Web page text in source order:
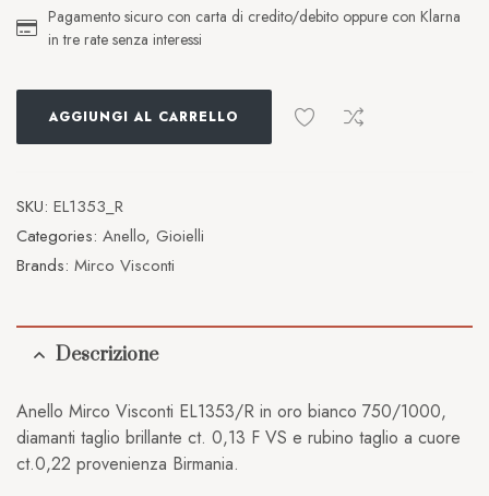
Pagamento sicuro con carta di credito/debito oppure con Klarna
in tre rate senza interessi
AGGIUNGI AL CARRELLO
SKU: EL1353_R
Categories: Anello, Gioielli
Brands: Mirco Visconti
Descrizione
Anello Mirco Visconti EL1353/R in oro bianco 750/1000,
diamanti taglio brillante ct. 0,13 F VS e rubino taglio a cuore
ct.0,22 provenienza Birmania.